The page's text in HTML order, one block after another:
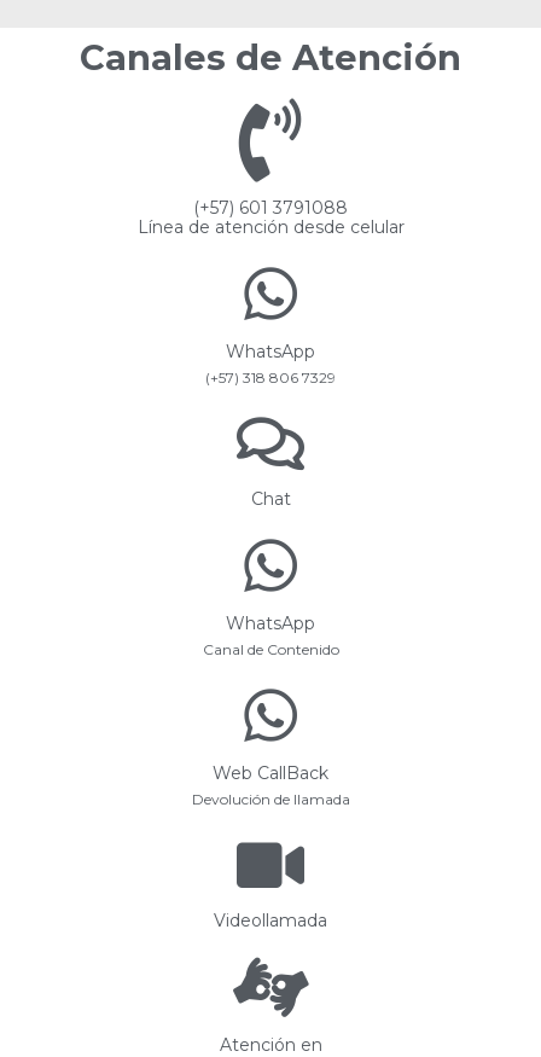
Canales de Atención
(+57) 601 3791088
Línea de atención desde celular
WhatsApp
(+57) 318 806 7329
Chat
WhatsApp
Canal de Contenido
Web CallBack
Devolución de llamada
Videollamada
Atención en